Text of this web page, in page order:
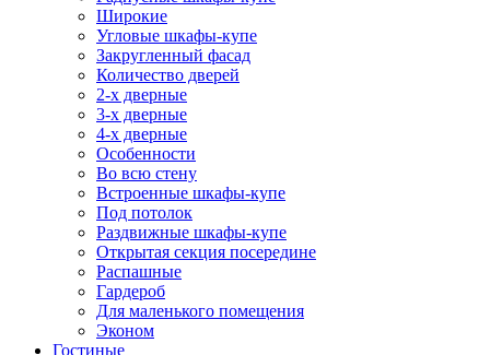
Широкие
Угловые шкафы-купе
Закругленный фасад
Количество дверей
2-х дверные
3-х дверные
4-х дверные
Особенности
Во всю стену
Встроенные шкафы-купе
Под потолок
Раздвижные шкафы-купе
Открытая секция посередине
Распашные
Гардероб
Для маленького помещения
Эконом
Гостиные